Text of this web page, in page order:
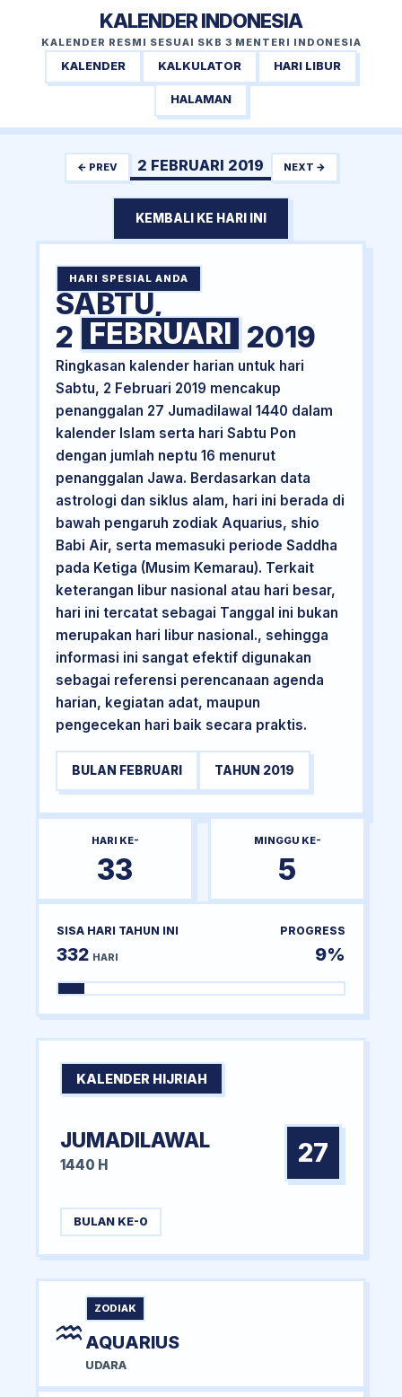
KALENDER INDONESIA
KALENDER RESMI SESUAI SKB 3 MENTERI INDONESIA
KALENDER KALKULATOR HARI LIBUR
HALAMAN
← PREV 2 FEBRUARI 2019 NEXT →
KEMBALI KE HARI INI
HARI SPESIAL ANDA
SABTU,
2 FEBRUARI 2019
Ringkasan kalender harian untuk hari
Sabtu, 2 Februari 2019 mencakup
penanggalan 27 Jumadilawal 1440 dalam
kalender Islam serta hari Sabtu Pon
dengan jumlah neptu 16 menurut
penanggalan Jawa. Berdasarkan data
astrologi dan siklus alam, hari ini berada di
bawah pengaruh zodiak Aquarius, shio
Babi Air, serta memasuki periode Saddha
pada Ketiga (Musim Kemarau). Terkait
keterangan libur nasional atau hari besar,
hari ini tercatat sebagai Tanggal ini bukan
merupakan hari libur nasional., sehingga
informasi ini sangat efektif digunakan
sebagai referensi perencanaan agenda
harian, kegiatan adat, maupun
pengecekan hari baik secara praktis.
BULAN FEBRUARI TAHUN 2019
HARI KE-
33
MINGGU KE-
5
SISA HARI TAHUN INI
332 HARI
PROGRESS
9%
KALENDER HIJRIAH
JUMADILAWAL
1440 H 27
BULAN KE-0
♒
ZODIAK
AQUARIUS
UDARA